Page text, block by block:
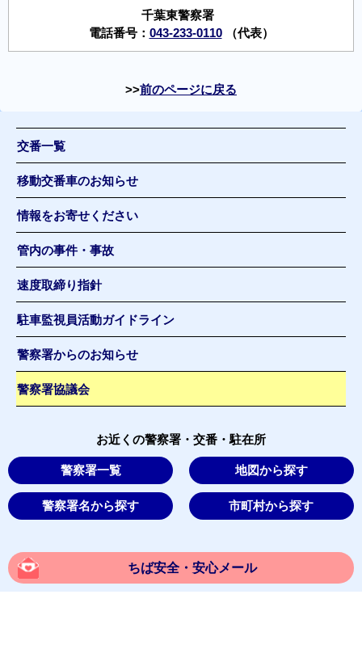
千葉東警察署
電話番号： 043-233-0110（代表）
前のページに戻る
交番一覧
移動交番車のお知らせ
情報をお寄せください
管内の事件・事故
速度取締り指針
駐車監視員活動ガイドライン
警察署からのお知らせ
警察署協議会
お近くの警察署・交番・駐在所
警察署一覧 地図から探す
警察署名から探す 市町村から探す
ちば安全・安心メール